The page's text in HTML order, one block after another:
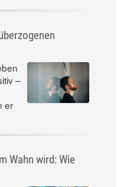
–
er
Wahn wird: Wie